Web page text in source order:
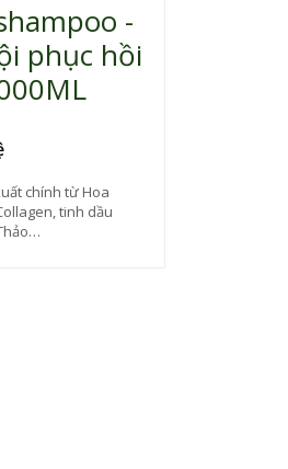
-
phục hồi
chính từ Hoa
tinh dầu